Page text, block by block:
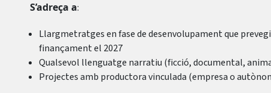
S’adreça a:
Llargmetratges en fase de desenvolupament que
finançament el 2027
Qualsevol llenguatge narratiu (ficció, documental,
Projectes amb productora vinculada (empresa o